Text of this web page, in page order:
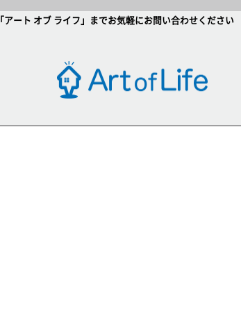
ート オブ ライフ」までお気軽にお問い合わせください